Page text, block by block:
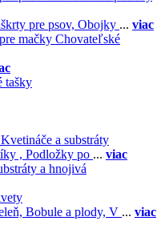
pre psov, Obojky ... viac
Chovateľské
tašky
Kvetináče a substráty
, Podložky po ... viac
a hnojivá
Bobule a plody, V ... viac